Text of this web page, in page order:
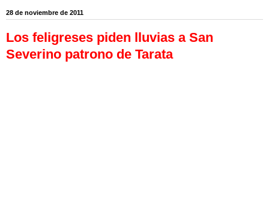
28 de noviembre de 2011
Los feligreses piden lluvias a San
Severino patrono de Tarata